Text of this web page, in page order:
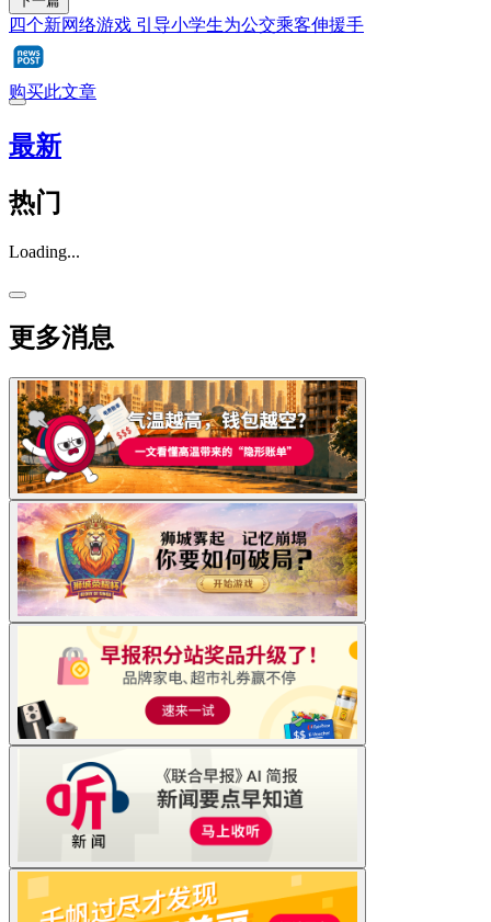
四个新网络游戏 引导小学生为公交乘客伸援手
购买此文章
最新
热门
Loading...
更多消息